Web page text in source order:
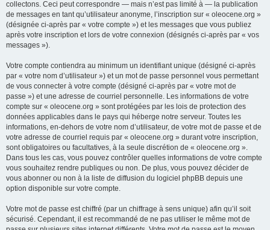
collectons. Ceci peut correspondre — mais n’est pas limité à — la publication
de messages en tant qu’utilisateur anonyme, l’inscription sur « oleocene.org »
(désignée ci-après par « votre compte ») et les messages que vous publiez
après votre inscription et lors de votre connexion (désignés ci-après par « vos
messages »).
Votre compte contiendra au minimum un identifiant unique (désigné ci-après
par « votre nom d’utilisateur ») et un mot de passe personnel vous permettant
de vous connecter à votre compte (désigné ci-après par « votre mot de
passe ») et une adresse de courriel personnelle. Les informations de votre
compte sur « oleocene.org » sont protégées par les lois de protection des
données applicables dans le pays qui héberge notre serveur. Toutes les
informations, en-dehors de votre nom d’utilisateur, de votre mot de passe et de
votre adresse de courriel requis par « oleocene.org » durant votre inscription,
sont obligatoires ou facultatives, à la seule discrétion de « oleocene.org ».
Dans tous les cas, vous pouvez contrôler quelles informations de votre compte
vous souhaitez rendre publiques ou non. De plus, vous pouvez décider de
vous abonner ou non à la liste de diffusion du logiciel phpBB depuis une
option disponible sur votre compte.
Votre mot de passe est chiffré (par un chiffrage à sens unique) afin qu’il soit
sécurisé. Cependant, il est recommandé de ne pas utiliser le même mot de